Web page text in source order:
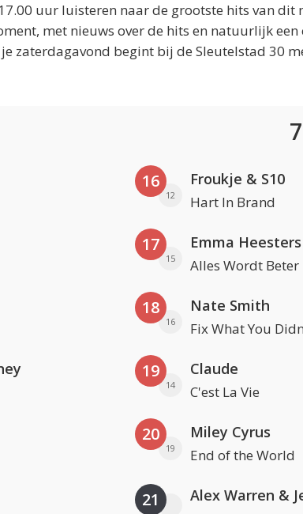
uur luisteren naar de grootste hits van dit
met nieuws over de hits en natuurlijk een
zaterdagavond begint bij de Sleutelstad 30
16
12
Froukje & S10
Hart In Brand
17
15
Emma Heesters
Alles Wordt Beter
18
16
Nate Smith
Fix What You
19
14
Claude
C'est La Vie
20
19
Miley Cyrus
End of the World
21 Alex Warren &